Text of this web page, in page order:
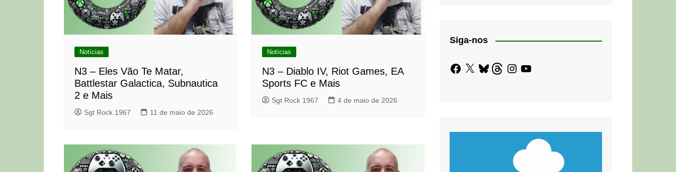
Notícias
N3 – Eles Vão Te Matar,
Battlestar Galactica, Subnautica
2 e Mais
Sgt Rock 1967 11 de maio de 2026
Notícias
N3 – Diablo IV, Riot Games, EA
Sports FC e Mais
Sgt Rock 1967 4 de maio de 2026
Siga-nos
Facebook
X BlueskyThreadsInstagram
YouTube